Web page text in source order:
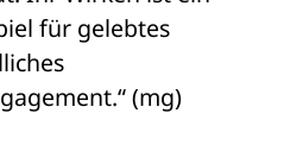
für gelebtes
(mg)